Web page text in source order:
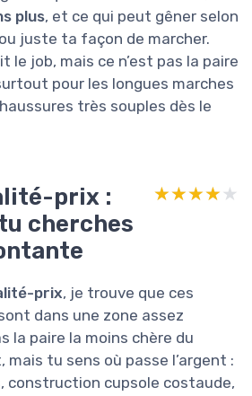
plus, et ce qui peut gêner selon
juste ta façon de marcher.
le job, mais ce n’est pas la paire
pour les longues marches
très souples dès le
prix :
cherches
★★★★★
★★★★★
prix, je trouve que ces
dans une zone assez
la paire la moins chère du
mais tu sens où passe l’argent :
construction cupsole costaude,